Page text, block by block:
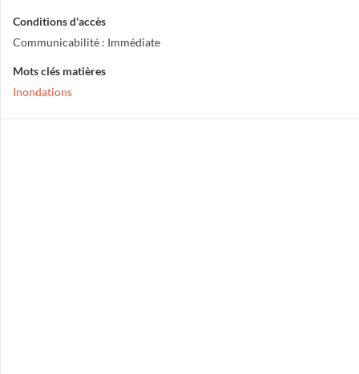
Conditions d'accès
Communicabilité : Immédiate
Mots clés matières
Inondations